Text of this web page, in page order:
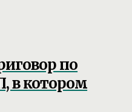
по
в котором